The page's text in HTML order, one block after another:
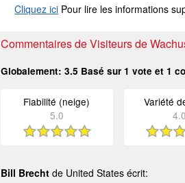
Cliquez ici Pour lire les informations
Commentaires de Visiteurs de
Globalement: 3.5 Basé sur 1 vote et 1
Fiabilité (neige)
5.0
Variété
4.0
Bill Brecht de United States écrit: